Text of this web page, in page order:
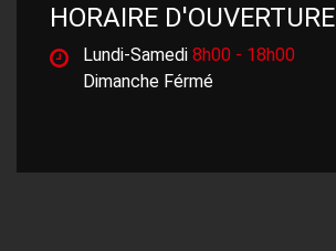
HORAIRE D'OUVERTURE
Lundi-Samedi 8h00 - 18h00
Dimanche Férmé